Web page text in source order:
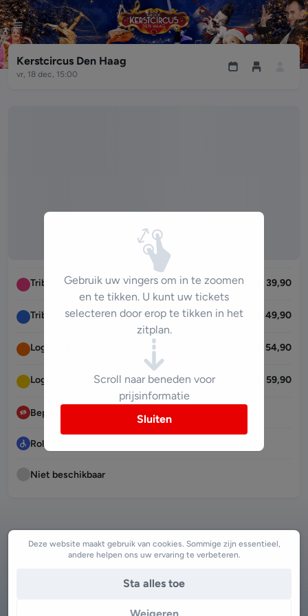
Kerstcircus Den Haag
vr, 18 dec, 15:00
Tribune C Left - Right € 21,90 - € 24,90
Tribune A Left - Right € 36,90 - € 39,90
Tribune Premium Left - Right € 46,90 - € 49,90
Loge 1 - 5 € 51,90 - € 54,90
Loge 3 € 56,90 - € 59,90
Beperkt zicht
Rolstoelplaatsen
Niet beschikbaar
Gebruik uw vingers om in te zoomen
en te tikken. U kunt uw tickets
selecteren door erop te tikken in het
zitplan.
Scroll naar beneden voor
prijsinformatie
Sluiten
Deze website maakt gebruik van cookies. Sommige zijn essentieel,
andere helpen ons uw ervaring te verbeteren.
Sta alles toe